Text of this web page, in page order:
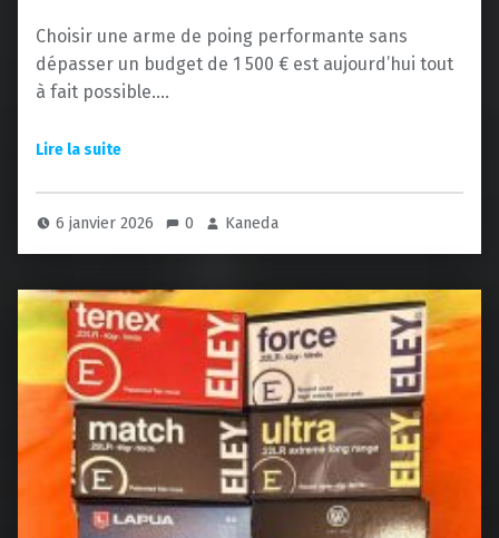
Choisir une arme de poing performante sans
dépasser un budget de 1 500 € est aujourd’hui tout
à fait possible.…
6 janvier 2026 0 Kaneda